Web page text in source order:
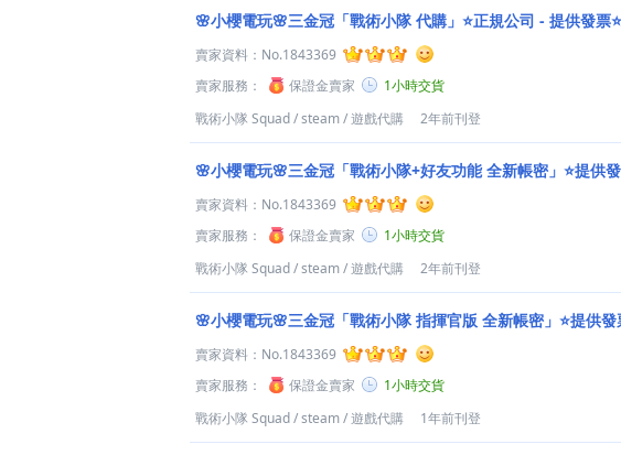
🌸小櫻電玩🌸三金冠「戰術小隊 代購」⭐️正規公司 - 提供發票⭐️
賣家資料： No.1843369
賣家服務：
保證金賣家
1小時交貨
戰術小隊 Squad/steam/遊戲代購 2年前刊登
🌸小櫻電玩🌸三金冠「戰術小隊+好友功能 全新帳密」⭐️提供
賣家資料： No.1843369
賣家服務：
保證金賣家
1小時交貨
戰術小隊 Squad/steam/遊戲代購 2年前刊登
🌸小櫻電玩🌸三金冠「戰術小隊 指揮官版 全新帳密」⭐️提供發
賣家資料： No.1843369
賣家服務：
保證金賣家
1小時交貨
戰術小隊 Squad/steam/遊戲代購 1年前刊登